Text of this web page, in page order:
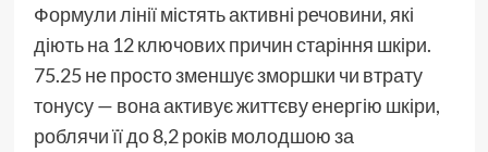
Формули лінії містять активні речовини, які
діють на 12 ключових причин старіння шкіри.
75.25 не просто зменшує зморшки чи втрату
тонусу — вона активує життєву енергію шкіри,
роблячи її до 8,2 років молодшою за